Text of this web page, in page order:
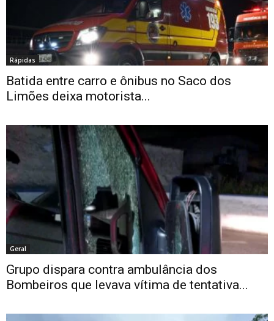
Rápidas
Batida entre carro e ônibus no Saco dos
Limões deixa motorista...
Geral
Grupo dispara contra ambulância dos
Bombeiros que levava vítima de tentativa...